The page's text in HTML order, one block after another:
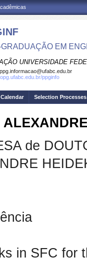
GRADUAÇÃO EM
UNIVERSIDADE
ppg.informacao@ufabc.edu.br
ppginfo
Calendar Selection Processes
de
in SFC for